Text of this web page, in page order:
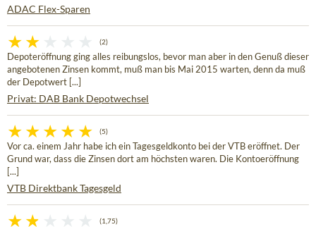
ADAC Flex-Sparen
(2)
Depoteröffnung ging alles reibungslos, bevor man aber in den Genuß dieser
angebotenen Zinsen kommt, muß man bis Mai 2015 warten, denn da muß
der Depotwert [...]
Privat: DAB Bank Depotwechsel
(5)
Vor ca. einem Jahr habe ich ein Tagesgeldkonto bei der VTB eröffnet. Der
Grund war, dass die Zinsen dort am höchsten waren. Die Kontoeröffnung
[...]
VTB Direktbank Tagesgeld
(1,75)